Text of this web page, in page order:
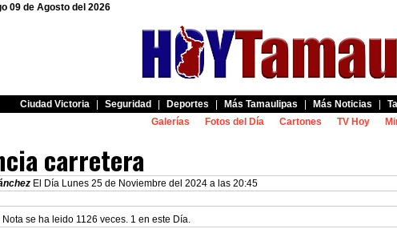
09 de Agosto del 2026
Ciudad Victoria Seguridad Deportes Más Tamaulipas Más Noticias
Galerías
Fotos del Día Cartones TV Hoy
carretera
El Día Lunes 25 de Noviembre del 2024 a las 20:45
Nota se ha leido 1126 veces. 1 en este Día.